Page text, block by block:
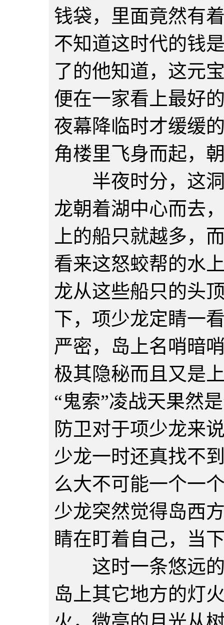
钱袋，里面竟然有
不知道这时代的钱
了的他知道，这元
便在一家看上最好
夜幕降临时才缓缓
角楼里飞身而起，
半夜时分，这洞
龙朝着湖中心而去
上的船只就越多，
看来这怒蛟帮的水
龙从这些船只的头
下，项少龙定睛一
严密，岛上名哨暗
极其隐秘而且又是
“鬼索”凌战天果然
防卫对于项少龙来
少龙一时还真找不
么大不可能一个一
少龙突然觉得岛西
睛在盯着自己，当
这时一条悠远的
岛上其它地方的灯